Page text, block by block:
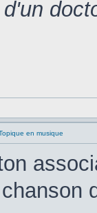
en musique